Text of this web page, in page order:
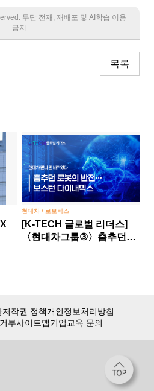
무단 전재, 재배포 및 AI학습 이용
금지
목록
현대차 / 로보틱스
[K-TECH 글로벌 리더스]
〈현대차그룹③〉춤추던
저작권 정책개인정보처리방침
부사이트맵기업교육 문의